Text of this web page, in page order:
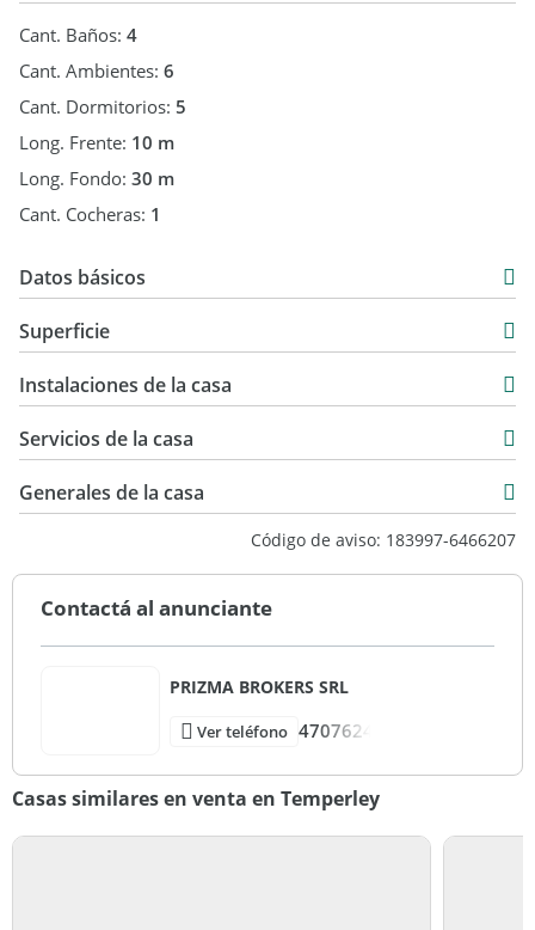
Cant. Baños: 4
Cant. Ambientes: 6
Cant. Dormitorios: 5
Long. Frente: 10 m
Long. Fondo: 30 m
Cant. Cocheras: 1
Datos básicos
Venta
USD 174.999
Superficie
305 m2
Instalaciones de la casa
Servicios de la casa
Generales de la casa
Código de aviso: 183997-6466207
Contactá al anunciante
PRIZMA BROKERS SRL
Ver teléfono 4707624
Casas similares en venta en Temperley